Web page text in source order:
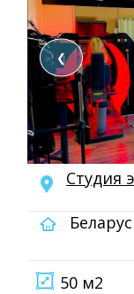
❮
Студия
50 м2